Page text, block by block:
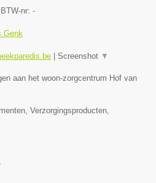
nr: -
Genk
Screenshot ▼
aan het woon-zorgcentrum Hof van
Verzorgingsproducten,